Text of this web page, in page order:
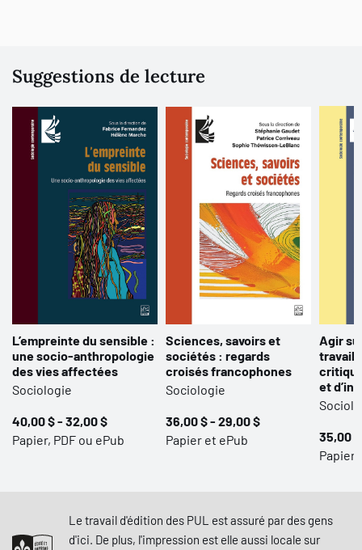
Suggestions de lecture
L’empreinte du sensible :
une socio-anthropologie
des vies affectées
Sociologie
40,00 $ - 32,00 $
Papier, PDF ou ePub
Sciences, savoirs et
sociétés : regards
croisés francophones
Sociologie
36,00 $ - 29,00 $
Papier et ePub
Agir
travail
et
35,00
Papier,
Le travail d'édition des PUL est assuré par des gens
d'ici. De plus, l'impression est elle aussi locale sur